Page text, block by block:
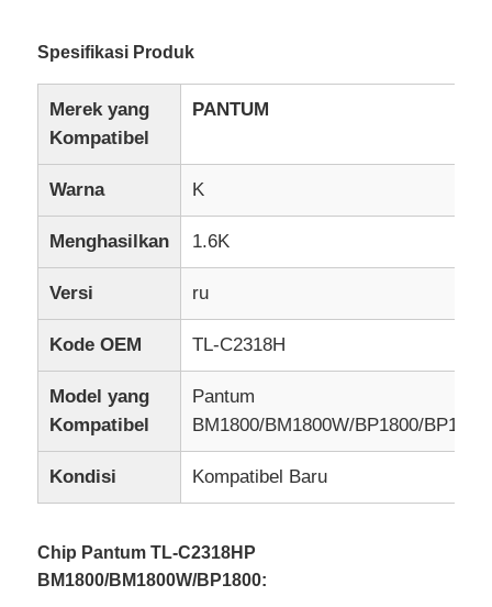
Spesifikasi Produk
Merek yang
Kompatibel
PANTUM
Warna K
Menghasilkan 1.6K
Versi ru
Kode OEM TL-C2318H
Model yang
Kompatibel
Pantum
BM1800/BM1800W/BP1800/
Kondisi Kompatibel Baru
Chip Pantum TL-C2318HP
BM1800/BM1800W/BP1800: